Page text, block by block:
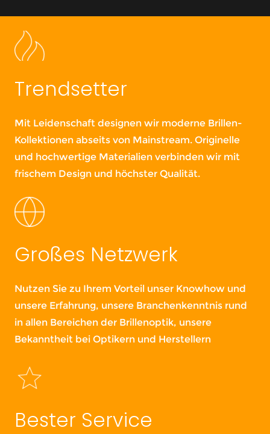
Trendsetter
Mit Leidenschaft designen wir moderne Brillen-
Kollektionen abseits von Mainstream. Originelle
und hochwertige Materialien verbinden wir mit
frischem Design und höchster Qualität.
Großes Netzwerk
Nutzen Sie zu Ihrem Vorteil unser Knowhow und
unsere Erfahrung, unsere Branchenkenntnis rund
in allen Bereichen der Brillenoptik, unsere
Bekanntheit bei Optikern und Herstellern
Bester Service